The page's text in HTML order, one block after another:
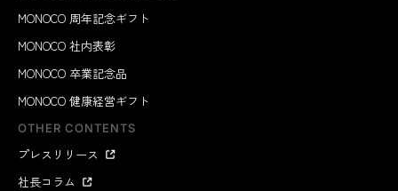
MONOCO 周年記念ギフト
MONOCO 社内表彰
MONOCO 卒業記念品
MONOCO 健康経営ギフト
OTHER CONTENTS
プレスリリース
社長コラム